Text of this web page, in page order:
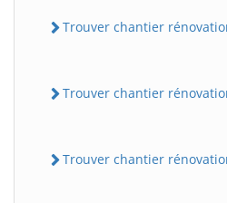
Trouver chantier rénovation
Trouver chantier
Trouver chantier